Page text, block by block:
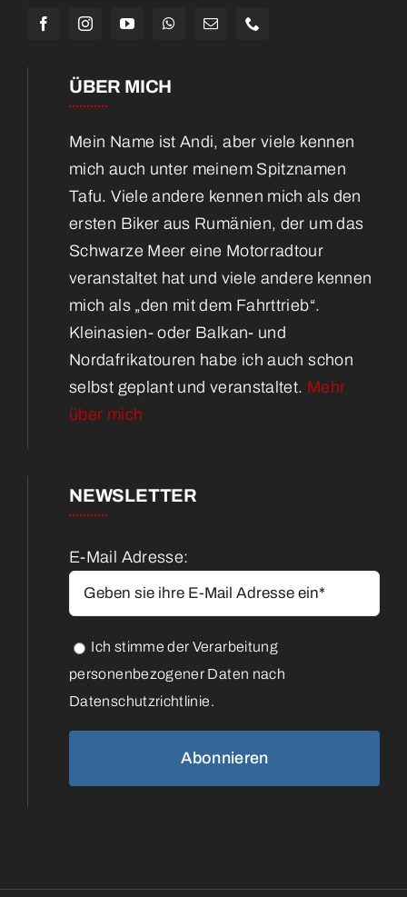
ÜBER MICH
Mein Name ist Andi, aber viele kennen
mich auch unter meinem Spitznamen
Tafu. Viele andere kennen mich als den
ersten Biker aus Rumänien, der um das
Schwarze Meer eine Motorradtour
veranstaltet hat und viele andere kennen
mich als „den mit dem Fahrttrieb“.
Kleinasien- oder Balkan- und
Nordafrikatouren habe ich auch schon
selbst geplant und veranstaltet. Mehr
über mich
NEWSLETTER
E-Mail Adresse:
Ich stimme der Verarbeitung
personenbezogener Daten nach
Datenschutzrichtlinie.